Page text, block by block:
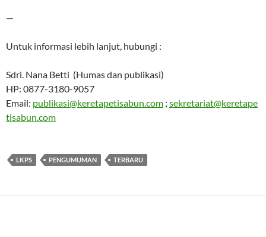
—
Untuk informasi lebih lanjut, hubungi :
Sdri. Nana Betti (Humas dan publikasi)
HP: 0877-3180-9057
Email: publikasi@keretapetisabun.com ; sekretariat@keretape
tisabun.com
LKPS PENGUMUMAN TERBARU